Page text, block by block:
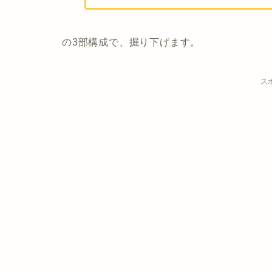
の3部構成で、掘り下げます。
ス